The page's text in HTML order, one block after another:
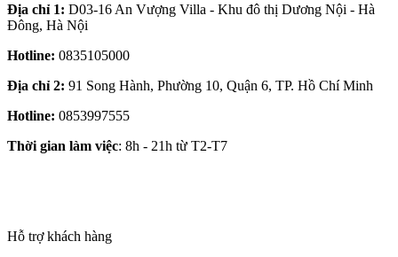
Địa chỉ 1: D03-16 An Vượng Villa - Khu đô thị Dương Nội - Hà
Đông, Hà Nội
Hotline: 0835105000
Địa chỉ 2: 91 Song Hành, Phường 10, Quận 6, TP. Hồ Chí Minh
Hotline: 0853997555
Thời gian làm việc: 8h - 21h từ T2-T7
Hỗ trợ khách hàng